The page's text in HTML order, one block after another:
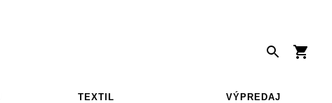
TEXTIL VÝPREDAJ